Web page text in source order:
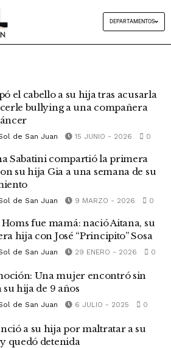
DEPARTAMENTOS
el cabello a su hija tras acusarla
bullying a una compañera
de San Juan 15 JUNIO - 2026 0
Sabatini compartió la primera
su hija Gia a una semana de su
de San Juan 9 MARZO - 2026 0
fue mamá: nació Aitana, su
hija con José “Principito” Sosa
de San Juan 29 ENERO - 2026 0
Una mujer encontró sin
su hija de 9 años
de San Juan 6 JULIO - 2025 0
a su hija por maltratar a su
quedó detenida